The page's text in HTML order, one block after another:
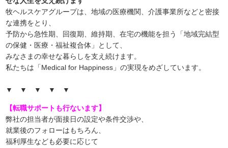
牧ヘルスケアグループは、地域の医療機関、介護事業所などと密接
な連携をとり、
予防から急性期、回復期、維持期、在宅の機能を担う「地域完結型
の保健・医療・福祉複合体」として、
みなさまの幸せな暮らしを支え続けます。
私たちは「Medical for Happiness」の実現をめざしています。
▼ ▼ ▼ ▼ ▼
【転職サポートも行ないます】
弊社の担当者が面接日の設定や条件交渉や、
就業後のフォローはもちろん、
福利厚生なども必要に応じて